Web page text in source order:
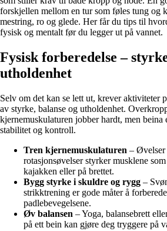
forskjellen mellom en tur som føles tung og
mestring, ro og glede. Her får du tips til
fysisk og mentalt før du legger ut på vannet.
Fysisk forberedelse –
utholdenhet
Selv om det kan se lett ut, krever aktiviteter
av styrke, balanse og utholdenhet.
kjernemuskulaturen jobber hardt, men beina
stabilitet og kontroll.
Tren kjernemuskulaturen – Øvelser
rotasjonsøvelser styrker musklene
kajakken eller på brettet.
Bygg styrke i skuldre og rygg –
strikktrening er gode måter å
padlebevegelsene.
Øv balansen – Yoga, balansebrett
på ett bein kan gjøre deg tryggere på